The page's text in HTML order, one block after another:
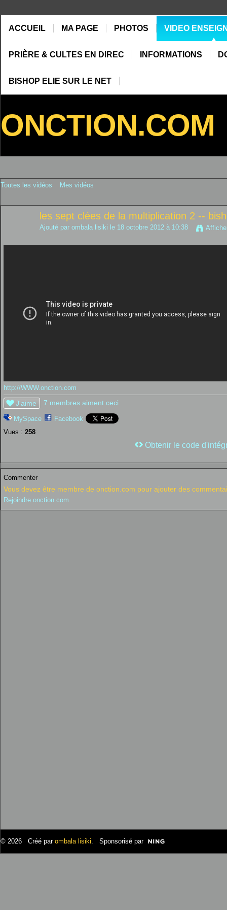
ACCUEIL MA PAGE PHOTOS VIDEO
PRIÈRE & CULTES EN DIREC INFORMATIONS
BISHOP ELIE SUR LE NET
ONCTION.COM
Toutes les vidéos Mes vidéos
les sept clées de la multiplication 2 --
Ajouté par ombala lisiki le 18 octobre 2012 à 10:38
http://WWW.onction.com
J'aime 7 membres aiment ceci
MySpace
Facebook
Vues : 258
Obtenir le code
Commenter
Vous devez être membre de onction.com pour ajouter des
Rejoindre onction.com
© 2026 Créé par ombala lisiki. Sponsorisé par